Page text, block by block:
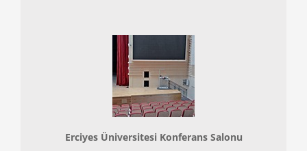
Erciyes Üniversitesi Konferans Salonu